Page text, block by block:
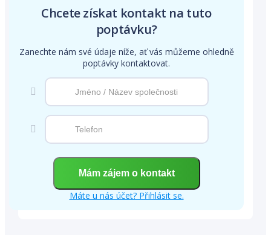
Chcete získat kontakt na tuto
poptávku?
Zanechte nám své údaje níže, ať vás můžeme ohledně
poptávky kontaktovat.
Máte u nás účet? Přihlásit se.